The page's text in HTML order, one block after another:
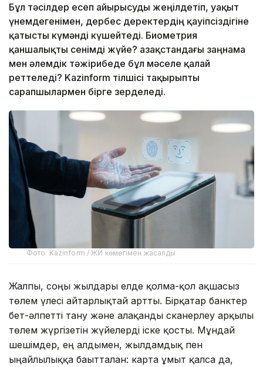
Бұл тәсілдер есеп айырысуды жеңілдетіп, уақыт
үнемдегенімен, дербес деректердің қауіпсіздігіне
қатысты күмәнді күшейтеді. Биометрия
қаншалықты сенімді жүйе? Қазақстандағы заңнама
мен әлемдік тәжірибеде бұл мәселе қалай
реттеледі? Kazinform тілшісі тақырыпты
сарапшылармен бірге зерделеді.
Фото: Kazinform / ЖИ көмегімен жасалды
Жалпы, соңғы жылдары елде қолма-қол ақшасыз
төлем үлесі айтарлықтай артты. Бірқатар банктер
бет-әлпетті тану және алақанды сканерлеу арқылы
төлем жүргізетін жүйелерді іске қосты. Мұндай
шешімдер, ең алдымен, жылдамдық пен
ыңғайлылыққа бағытталған: карта ұмыт қалса да,